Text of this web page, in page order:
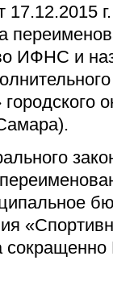
17.12.2015
ИФНС и
а